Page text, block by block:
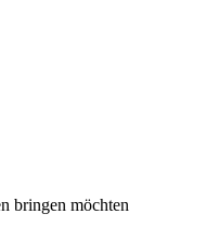
bringen möchten